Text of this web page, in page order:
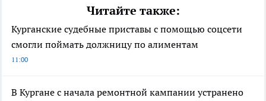
Читайте также:
Курганские судебные приставы с помощью соцсети
смогли поймать должницу по алиментам
11:00
В Кургане с начала ремонтной кампании устранено